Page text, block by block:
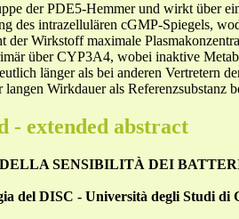
der PDE5-Hemmer und wirkt über
des intrazellulären cGMP-Spiegels,
der Wirkstoff maximale
über CYP3A4, wobei inaktive
länger als bei anderen Vertretern
langen Wirkdauer als Referenzsubstanz
- extended abstract
SENSIBILITÀ DEI
del DISC - Università degli Studi di